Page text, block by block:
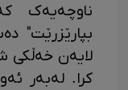
ناوچەیەک
بپارێزرێت"
لایەن خەڵکی
کرا. لەبەر